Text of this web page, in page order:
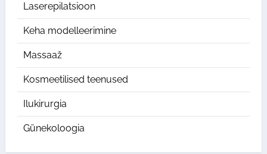
Laserepilatsioon
Keha modelleerimine
Massaaž
Kosmeetilised teenused
Ilukirurgia
Günekoloogia